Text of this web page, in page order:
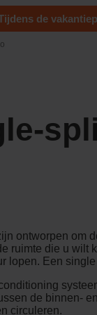
de
ontworpen om
ruimte die u
lopen. Een
de binnen-
circuleren.